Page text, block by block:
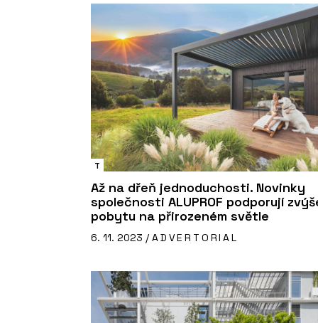
T
Až na dřeň jednoduchosti. Novinky
společnosti ALUPROF podporují
pobytu na přirozeném světle
6. 11. 2023 / ADVERTORIAL